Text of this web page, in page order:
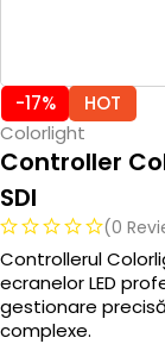
-17%
HOT
Colorlight
Controller
SDI
(0
Controllerul
ecranelor LED
gestionare
complexe.